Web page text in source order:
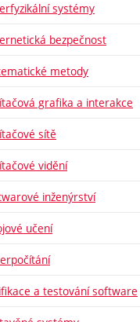
systémy
bezpečnost
metody
grafika a interakce
sítě
vidění
inženýrství
učení
a testování software